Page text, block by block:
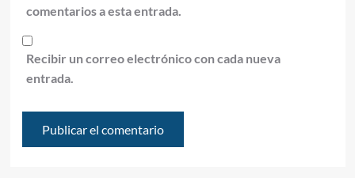
comentarios a esta entrada.
Recibir un correo electrónico con cada nueva
entrada.